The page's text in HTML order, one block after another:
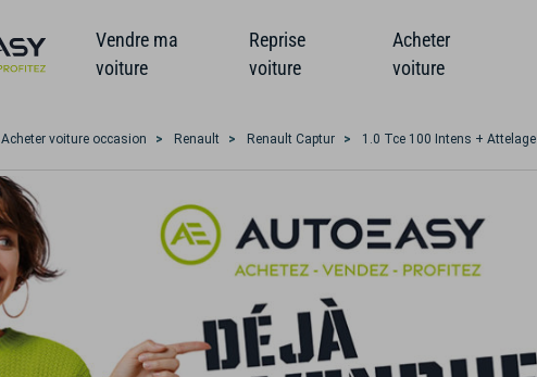
Vendre ma
voiture
Reprise
voiture
Acheter
voiture
Acheter voiture occasion Renault Renault Captur 1.0 Tce 100 Intens + Attelage